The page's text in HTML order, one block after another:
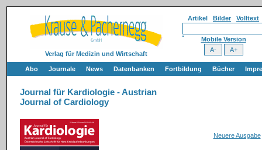
Verlag für Medizin und Wirtschaft
Artikel Bilder Volltext
Mobile Version
Abo Journale News Datenbanken Fortbildung Bücher
Journal für Kardiologie - Austrian
Journal of Cardiology
Neuere Ausgabe